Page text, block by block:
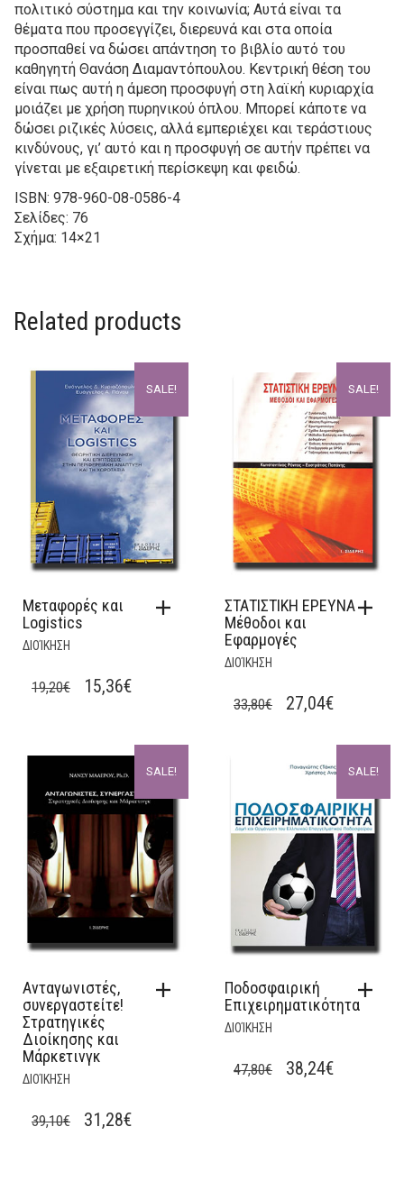
πολιτικό σύστημα και την κοινωνία; Αυτά είναι τα
θέματα που προσεγγίζει, διερευνά και στα οποία
προσπαθεί να δώσει απάντηση το βιβλίο αυτό του
καθηγητή Θανάση Διαμαντόπουλου. Κεντρική θέση του
είναι πως αυτή η άμεση προσφυγή στη λαϊκή κυριαρχία
μοιάζει με χρήση πυρηνικού όπλου. Μπορεί κάποτε να
δώσει ριζικές λύσεις, αλλά εμπεριέχει και τεράστιους
κινδύνους, γι’ αυτό και η προσφυγή σε αυτήν πρέπει να
γίνεται με εξαιρετική περίσκεψη και φειδώ.
ISBN: 978-960-08-0586-4
Σελίδες: 76
Σχήμα: 14×21
Related products
SALE!
Μεταφορές και
Logistics
ΔΙΟΊΚΗΣΗ
19,20€
ORIGINAL
19,20€.
15,36€CURRENT
15,36€.
SALE!
ΣΤΑΤΙΣΤΙΚΗ ΕΡΕΥΝΑ
Μέθοδοι και
Εφαρμογές
ΔΙΟΊΚΗΣΗ
33,80€
ORIGINAL
33,80€.
27,04€CURRENT
27,04€.
SALE!
Ανταγωνιστές,
συνεργαστείτε!
Στρατηγικές
Διοίκησης και
Μάρκετινγκ
ΔΙΟΊΚΗΣΗ
39,10€
ORIGINAL
31,28€CURRENT
SALE!
Ποδοσφαιρική
Επιχειρηματικότητα
ΔΙΟΊΚΗΣΗ
47,80€
ORIGINAL
38,24€CURRENT